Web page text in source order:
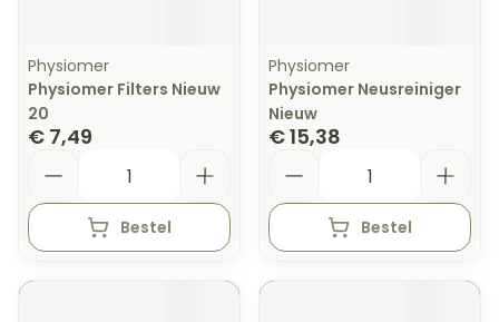
Physiomer
Physiomer Filters Nieuw
20
€ 7,49
Bestel
Physiomer
Physiomer Neusreiniger
Nieuw
€ 15,38
Bestel